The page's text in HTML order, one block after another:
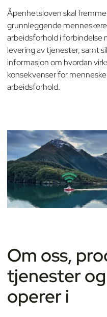
Åpenhetsloven skal
grunnleggende
arbeidsforhold i forbindelse
levering av tjenester, samt
informasjon om hvordan
konsekvenser for
arbeidsforhold.
Om oss,
tjenester
operer i